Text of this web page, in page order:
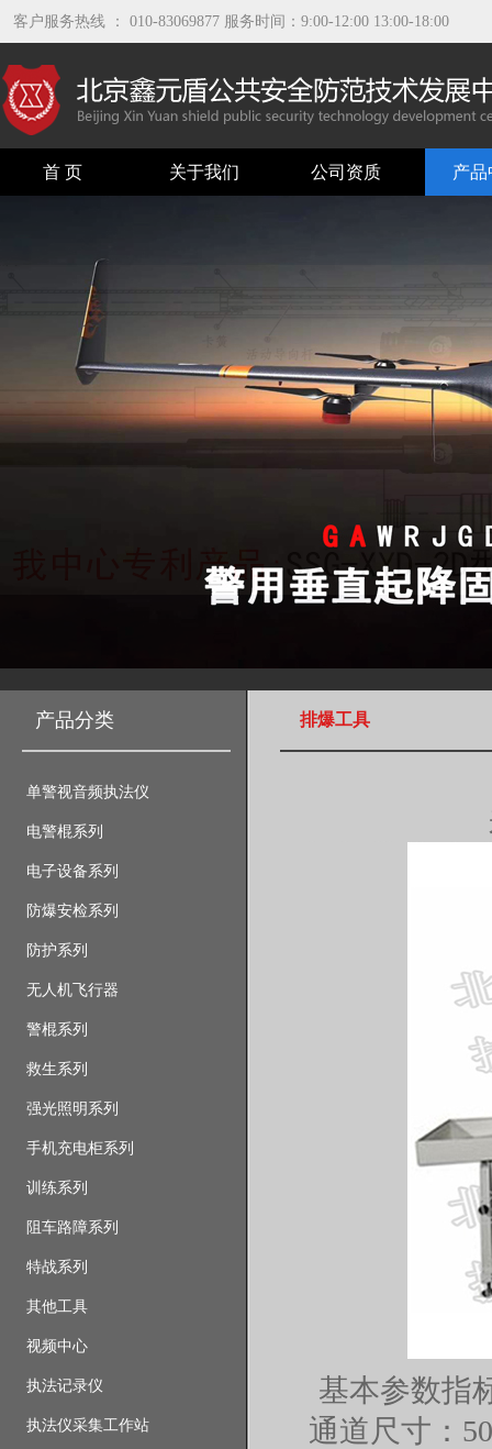
客户服务热线 ： 010-83069877 服务时间：9:00-12:00 13:00-18:00
首 页 关于我们 公司资质 产品
产品分类
单警视音频执法仪
电警棍系列
电子设备系列
防爆安检系列
防护系列
无人机飞行器
警棍系列
救生系列
强光照明系列
手机充电柜系列
训练系列
阻车路障系列
特战系列
其他工具
视频中心
执法记录仪
执法仪采集工作站
排爆工具
基本参数指
通道尺寸：